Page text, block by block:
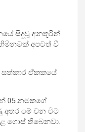
සිදුවූ අනතුරින්
හිමිනමක් අපවත් වී
ඒකකයේ
05 නමකගේ
අතර මේ වන විට
ගොස් තිබෙනවා.